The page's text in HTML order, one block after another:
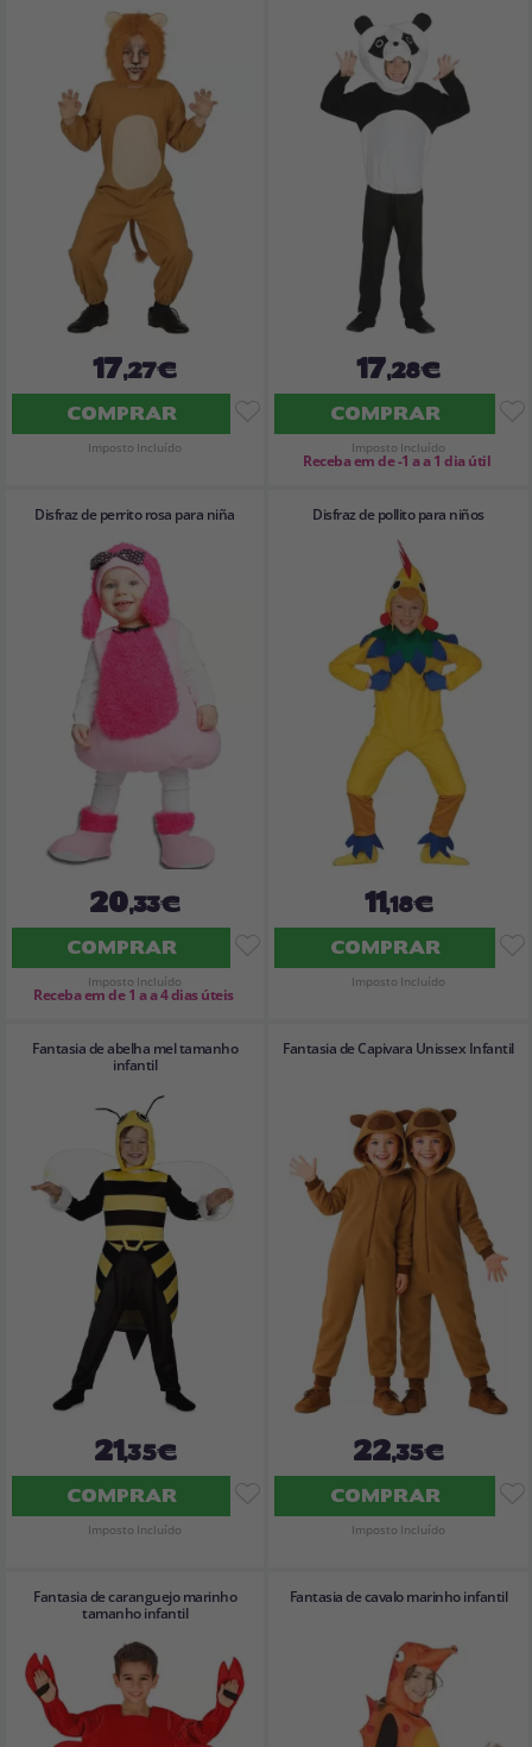
17,27€
COMPRAR
Imposto Incluído
17,28€
COMPRAR
Imposto Incluído
Receba em de -1 a a 1 dia útil
Disfraz de perrito rosa para niña
20,33€
COMPRAR
Imposto Incluído
Receba em de 1 a a 4 dias úteis
Disfraz de pollito para niños
11,18€
COMPRAR
Imposto Incluído
Fantasia de abelha mel tamanho
infantil
21,35€
COMPRAR
Imposto Incluído
Fantasia de Capivara Unissex Infantil
22,35€
COMPRAR
Imposto Incluído
Fantasia de caranguejo marinho
tamanho infantil
Fantasia de cavalo marinho infantil